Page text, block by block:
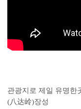
관광지로 제일 유명한
(八达岭)장성